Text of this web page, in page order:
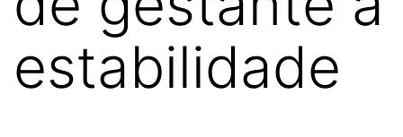
estabilidade